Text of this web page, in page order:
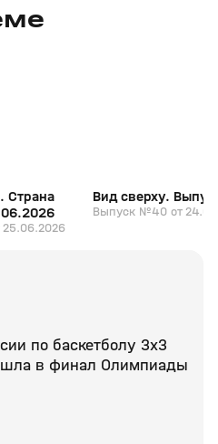
Страна
25.06.2026
Вид сверху.
Выпуск №40 от
по баскетболу 3х3
в финал Олимпиады